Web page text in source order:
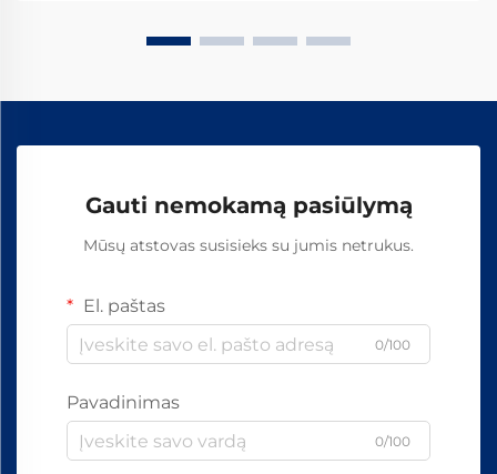
Gauti nemokamą pasiūlymą
Mūsų atstovas susisieks su jumis netrukus.
El. paštas
0/100
Pavadinimas
0/100